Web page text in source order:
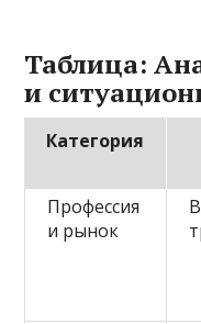
Таблица:
и
Категория
Профессия
и рынок